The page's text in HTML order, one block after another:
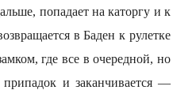
попадает на каторгу и к
в Баден к рулетке
где все в очередной, но
припадок и заканчивается —